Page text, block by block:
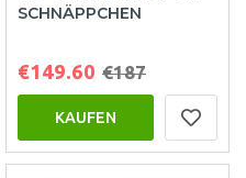
SCHNÄPPCHEN
€149.60 €187
KAUFEN